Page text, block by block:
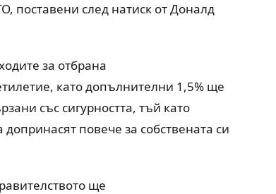
поставени след натиск от Доналд
за отбрана
като допълнителни 1,5% ще
със сигурността, тъй като
повече за собствената си
ще